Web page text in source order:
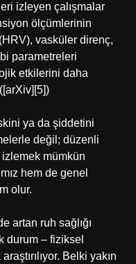
izleyen çalışmalar
ölçümlerinin
vasküler direnç,
parametreleri
etkilerini daha
ya da şiddetini
değil; düzenli
mümkün
hem de genel
olur.
artan ruh sağlığı
durum – fiziksel
Belki yakın